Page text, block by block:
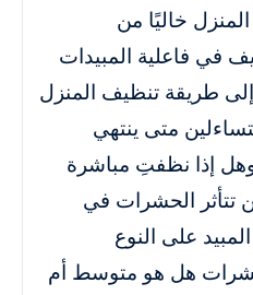
خاليًا من
في فاعلية المبيدات
إلى طريقة تنظيف المنزل
متى ينتهي
إذا نظفتِ مباشرة
تتأثر الحشرات في
على النوع
هل هو متوسط أم